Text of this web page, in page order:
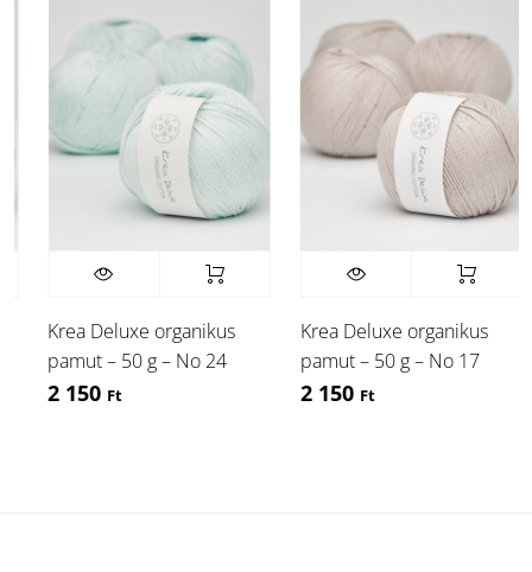
Krea Deluxe organikus
pamut – 50 g – No 24
2 150Ft
Krea Deluxe organikus
pamut – 50 g – No 17
2 150Ft